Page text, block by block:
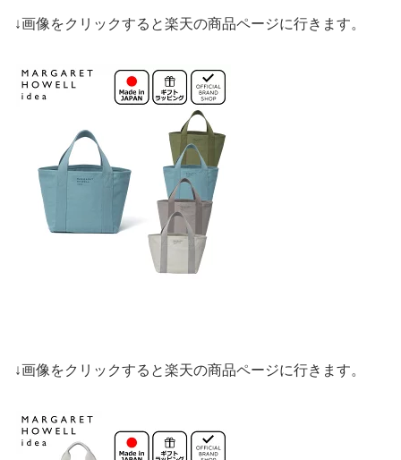
↓画像をクリックすると楽天の商品ページに行きます。
↓画像をクリックすると楽天の商品ページに行きます。